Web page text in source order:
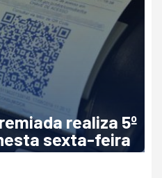
realiza 5º
sexta-feira